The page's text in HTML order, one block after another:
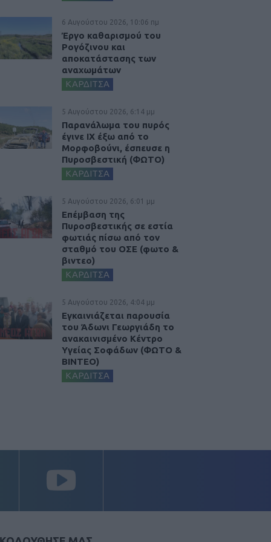
6 Αυγούστου 2026, 10:06 πμ
Έργο καθαρισμού του
Ρογόζινου και
αποκατάστασης των
αναχωμάτων
ΚΑΡΔΙΤΣΑ
5 Αυγούστου 2026, 6:14 μμ
Παρανάλωμα του πυρός
έγινε ΙΧ έξω από το
Μορφοβούνι, έσπευσε η
Πυροσβεστική (ΦΩΤΟ)
ΚΑΡΔΙΤΣΑ
5 Αυγούστου 2026, 6:01 μμ
Επέμβαση της
Πυροσβεστικής σε εστία
φωτιάς πίσω από τον
σταθμό του ΟΣΕ (φωτο &
βιντεο)
ΚΑΡΔΙΤΣΑ
5 Αυγούστου 2026, 4:04 μμ
Εγκαινιάζεται παρουσία
του Άδωνι Γεωργιάδη το
ανακαινισμένο Κέντρο
Υγείας Σοφάδων (ΦΩΤΟ &
ΒΙΝΤΕΟ)
ΚΑΡΔΙΤΣΑ